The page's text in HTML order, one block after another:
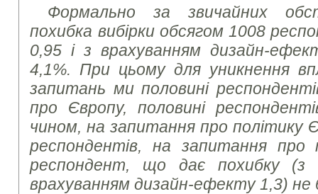
Формально за звичайних
похибка вибірки обсягом 1008
0,95 і з врахуванням дизайн-
4,1%. При цьому для уникнення
запитань ми половині
про Європу, половині
чином, на запитання про політику
респондентів, на запитання
респондент, що дає похибку (з
врахуванням дизайн-ефекту 1,3) не